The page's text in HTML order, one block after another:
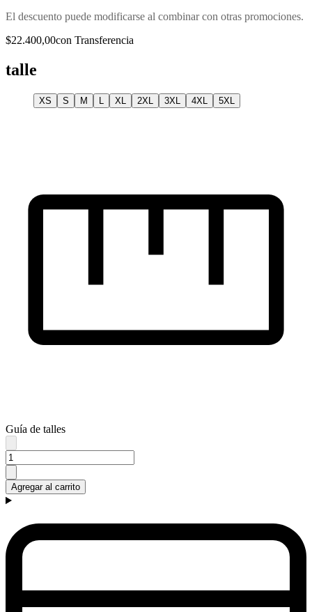
El descuento puede modificarse al combinar con otras promociones.
$22.400,00con Transferencia
talle
XS S M L XL 2XL 3XL 4XL 5XL
Guía de talles
Agregar al carrito